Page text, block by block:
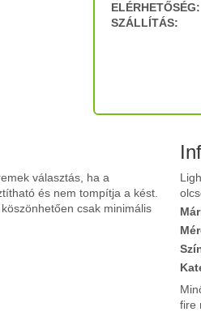
ELÉRHETŐSÉG:
SZÁLLÍTÁS:
választás, ha a
és nem tompítja a kést.
csak minimális
fire